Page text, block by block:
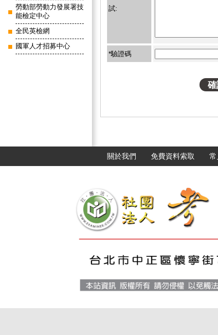
勞動部勞動力發展署技
能檢定中心
全民英檢網
國軍人才招募中心
試:
*驗證碼
關於我們 免費資料索取 常